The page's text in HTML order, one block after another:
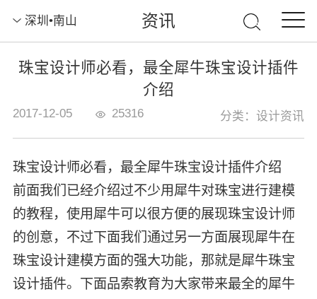
深圳•南山 资讯
珠宝设计师必看，最全犀牛珠宝设计插件
介绍
2017-12-05 25316 分类：设计资讯
珠宝设计师必看，最全犀牛珠宝设计插件介绍
前面我们已经介绍过不少用犀牛对珠宝进行建模
的教程，使用犀牛可以很方便的展现珠宝设计师
的创意，不过下面我们通过另一方面展现犀牛在
珠宝设计建模方面的强大功能，那就是犀牛珠宝
设计插件。下面品索教育为大家带来最全的犀牛